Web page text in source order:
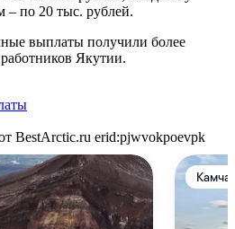
– по 20 тыс. рублей.
выплаты получили более
Якутии.
BestArctic.ru erid:pjwvokpoevpk